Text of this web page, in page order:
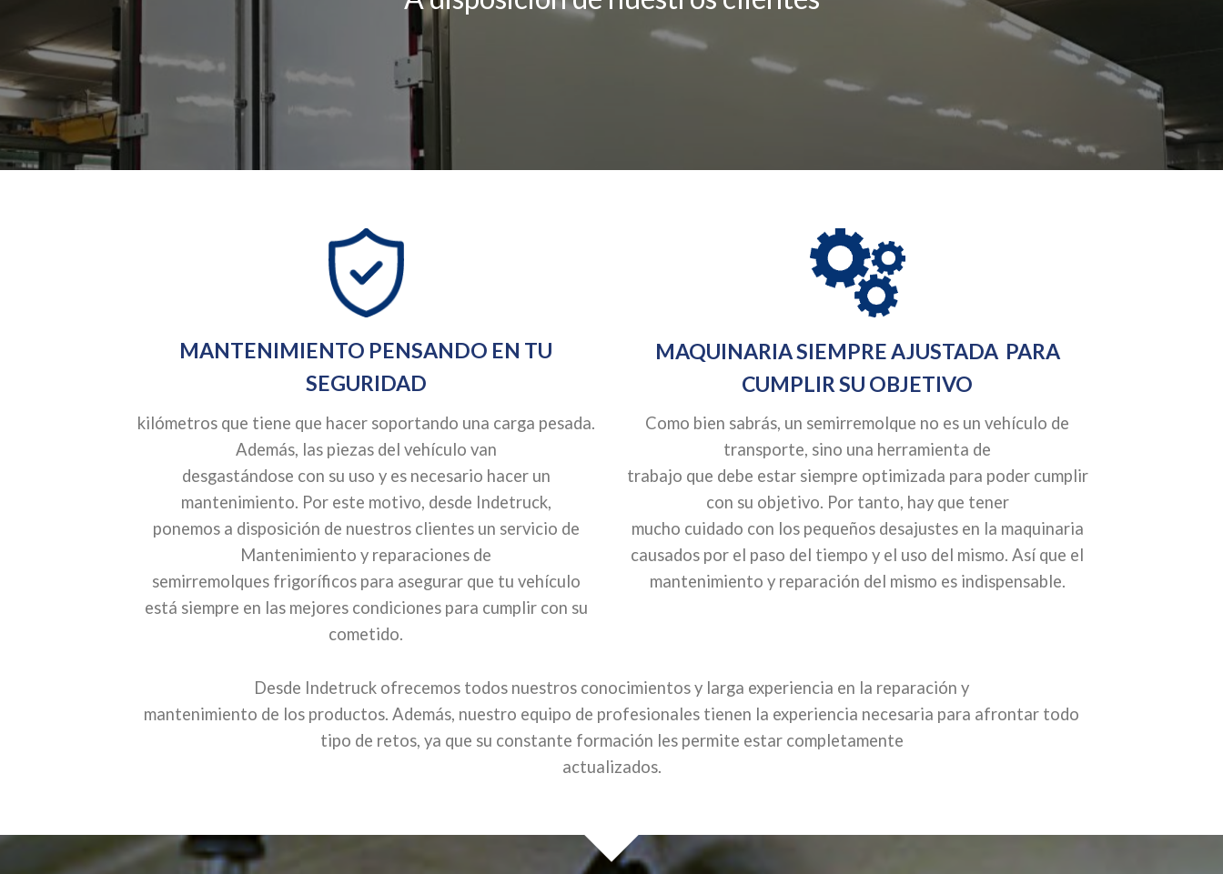
MANTENIMIENTO PENSANDO EN TU
SEGURIDAD
kilómetros que tiene que hacer soportando una carga pesada.
Además, las piezas del vehículo van
desgastándose con su uso y es necesario hacer un
mantenimiento. Por este motivo, desde Indetruck,
ponemos a disposición de nuestros clientes un servicio de
Mantenimiento y reparaciones de
semirremolques frigoríficos para asegurar que tu vehículo
está siempre en las mejores condiciones para cumplir con su
cometido.
MAQUINARIA SIEMPRE AJUSTADA PARA
CUMPLIR SU OBJETIVO
Como bien sabrás, un semirremolque no es un vehículo de
transporte, sino una herramienta de
trabajo que debe estar siempre optimizada para poder cumplir
con su objetivo. Por tanto, hay que tener
mucho cuidado con los pequeños desajustes en la maquinaria
causados por el paso del tiempo y el uso del mismo. Así que el
mantenimiento y reparación del mismo es indispensable.
Desde Indetruck ofrecemos todos nuestros conocimientos y larga experiencia en la reparación y
mantenimiento de los productos. Además, nuestro equipo de profesionales tienen la experiencia necesaria para afrontar todo
tipo de retos, ya que su constante formación les permite estar completamente
actualizados.